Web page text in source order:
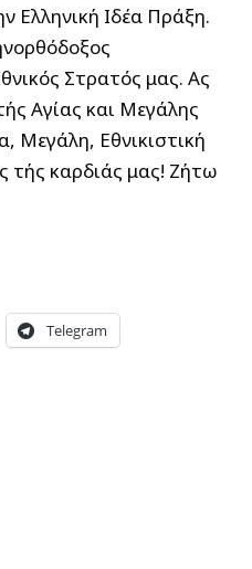
Ελληνική Ιδέα Πράξη.
Στρατός μας. Ας
Αγίας και Μεγάλης
Μεγάλη, Εθνικιστική
τής καρδιάς μας! Ζήτω
Telegram